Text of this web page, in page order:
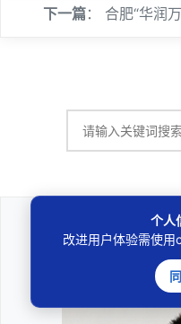
下一篇： 合肥“华润
————受人
个人
改进用户体验需使用